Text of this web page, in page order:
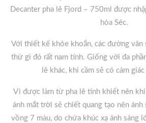
Decanter pha lê Fjord – 750ml được
hòa Séc.
Với thiết kế khỏe khoắn, các đường vân
thứ gì đó rất nam tính. Giống với đa
lê khác, khi cầm sẽ có cảm
Vì được làm từ pha lê tinh khiết nên
ánh mắt trời sẽ chiết quang tạo nên ánh
vồng 7 màu, do chứa khúc xạ ánh sáng